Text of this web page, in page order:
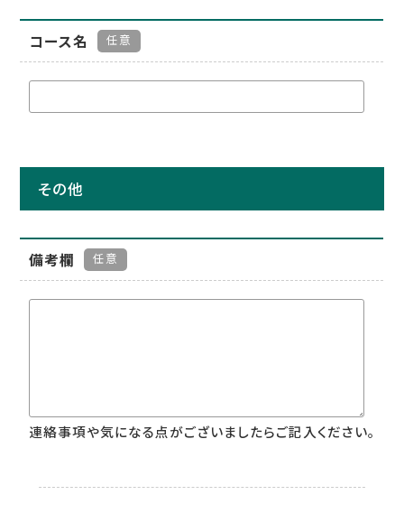
コース名 任意
その他
備考欄 任意
連絡事項や気になる点がございましたらご記入ください。